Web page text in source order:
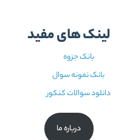
لینک های مفید
بانک جزوه
بانک نمونه سوال
دانلود سوالات کنکور
درباره ما